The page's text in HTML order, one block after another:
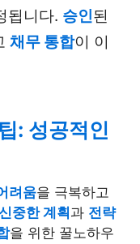
됩니다. 승인된
채무 통합이 이
: 성공적인
려움을 극복하고
중한 계획과 전략
을 위한 꿀노하우